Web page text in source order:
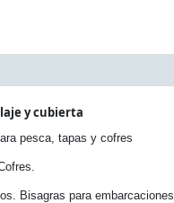
y cubierta
pesca, tapas y cofres
Bisagras para embarcaciones